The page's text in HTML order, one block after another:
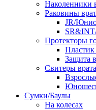
Наколенники
Раковины
JR/
Протекторы
Защита
Свитеры
Сумки/Баулы
На колесах